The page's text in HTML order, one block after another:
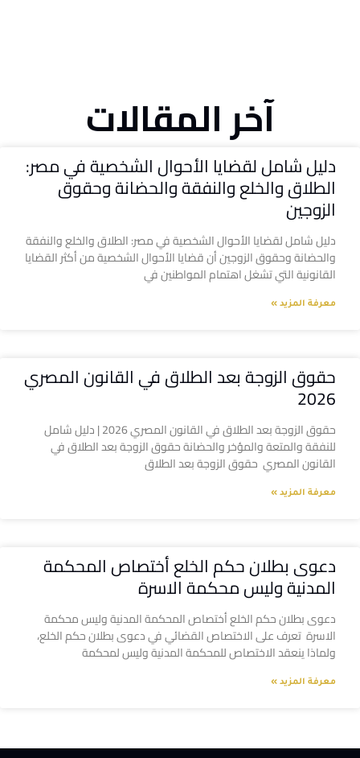
آخر المقالات
دليل شامل لقضايا الأحوال الشخصية في مصر:
الطلاق والخلع والنفقة والحضانة وحقوق
الزوجين
دليل شامل لقضايا الأحوال الشخصية في مصر: الطلاق والخلع والنفقة
والحضانة وحقوق الزوجين أن قضايا الأحوال الشخصية من أكثر القضايا
القانونية التي تشغل اهتمام المواطنين في
معرفة المزيد »
حقوق الزوجة بعد الطلاق في القانون المصري
2026
حقوق الزوجة بعد الطلاق في القانون المصري 2026 | دليل شامل
للنفقة والمتعة والمؤخر والحضانة حقوق الزوجة بعد الطلاق في
القانون المصري حقوق الزوجة بعد الطلاق
معرفة المزيد »
دعوى بطلان حكم الخلع أختصاص المحكمة
المدنية وليس محكمة الاسرة
دعوى بطلان حكم الخلع أختصاص المحكمة المدنية وليس محكمة
الاسرة تعرف على الاختصاص القضائي في دعوى بطلان حكم الخلع،
ولماذا ينعقد الاختصاص للمحكمة المدنية وليس لمحكمة
معرفة المزيد »